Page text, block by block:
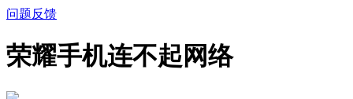
问题反馈
荣耀手机连不起网络